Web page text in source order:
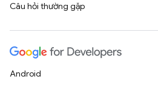
Câu hỏi thường gặp
Android